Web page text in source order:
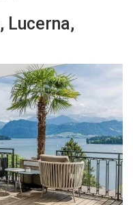
Lucerna,